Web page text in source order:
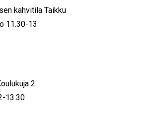
kahvitila Taikku
11.30-13
2
13.30